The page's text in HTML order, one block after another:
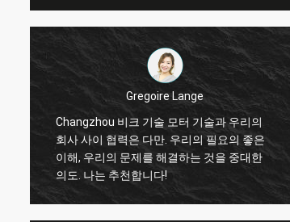
Gregoire Lange
Changzhou 비크 기술 모터 기술과 우리의
회사 사이 협력은 다만. 우리의 필요의 좋은
이해, 우리의 문제를 해결하는 것을 중대한
의도. 나는 추천합니다!